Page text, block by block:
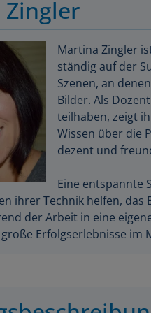
Martina Zingler
ständig auf der
Szenen, an
Bilder. Als
teilhaben, zeigt
Wissen über die
dezent und
Eine entspannte
ihrer Technik helfen, das
der Arbeit in eine
Erfolgserlebnisse im